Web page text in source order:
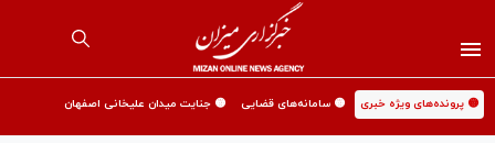
🟡 پرونده‌های ویژه خبری 🟡 سامانه‌های قضایی 🟡 جنایت میدان علیخانی اصفهان